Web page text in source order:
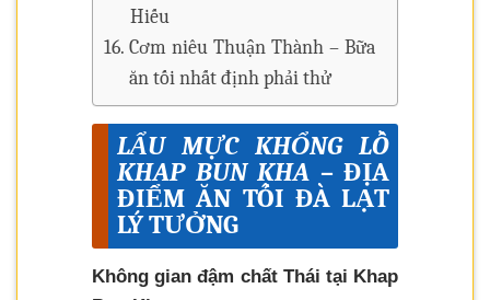
Hiếu
Cơm niêu Thuận Thành – Bữa
ăn tối nhất định phải thử
LẨU MỰC KHỔNG LỒ
KHAP BUN KHA – ĐỊA
ĐIỂM ĂN TỐI ĐÀ LẠT
LÝ TƯỞNG
Không gian đậm chất Thái tại Khap